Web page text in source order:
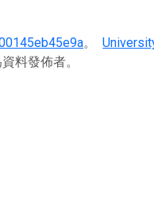
。
料發佈者。